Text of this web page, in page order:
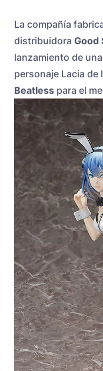
La compañía
distribuidora Good
lanzamiento de
personaje Lacia
Beatless para el